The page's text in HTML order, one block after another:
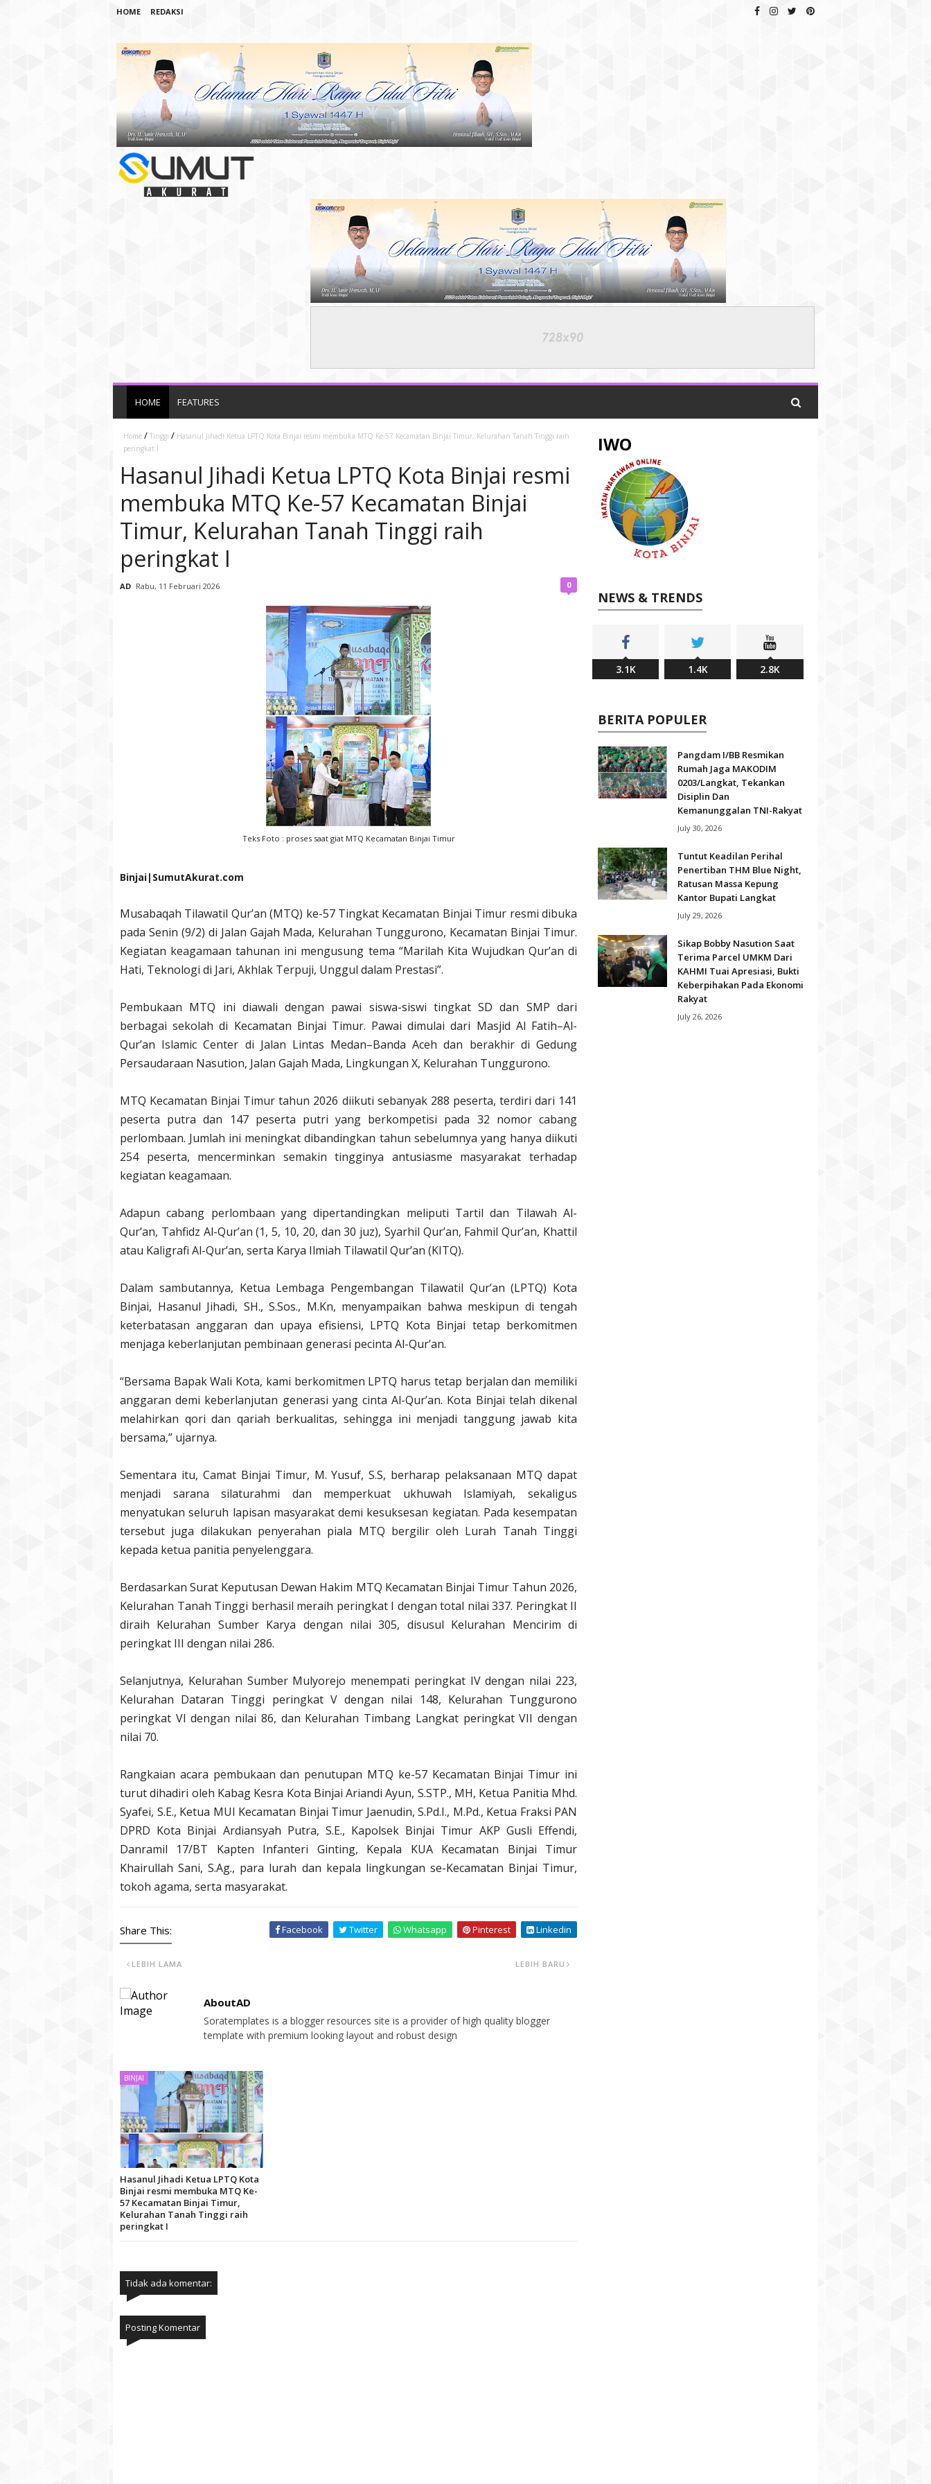
HOME REDAKSI
HOME FEATURES
Home / Tinggi / Hasanul Jihadi Ketua LPTQ Kota Binjai resmi membuka MTQ Ke-57 Kecamatan Binjai Timur, Kelurahan Tanah Tinggi raih
peringkat I
Hasanul Jihadi Ketua LPTQ Kota Binjai resmi
membuka MTQ Ke-57 Kecamatan Binjai
Timur, Kelurahan Tanah Tinggi raih
peringkat I
AD Rabu, 11 Februari 2026 0
Teks Foto : proses saat giat MTQ Kecamatan Binjai Timur
Binjai|SumutAkurat.com
Musabaqah Tilawatil Qur’an (MTQ) ke-57 Tingkat Kecamatan Binjai Timur resmi dibuka
pada Senin (9/2) di Jalan Gajah Mada, Kelurahan Tunggurono, Kecamatan Binjai Timur.
Kegiatan keagamaan tahunan ini mengusung tema “Marilah Kita Wujudkan Qur’an di
Hati, Teknologi di Jari, Akhlak Terpuji, Unggul dalam Prestasi”.
Pembukaan MTQ ini diawali dengan pawai siswa-siswi tingkat SD dan SMP dari
berbagai sekolah di Kecamatan Binjai Timur. Pawai dimulai dari Masjid Al Fatih–Al-
Qur’an Islamic Center di Jalan Lintas Medan–Banda Aceh dan berakhir di Gedung
Persaudaraan Nasution, Jalan Gajah Mada, Lingkungan X, Kelurahan Tunggurono.
MTQ Kecamatan Binjai Timur tahun 2026 diikuti sebanyak 288 peserta, terdiri dari 141
peserta putra dan 147 peserta putri yang berkompetisi pada 32 nomor cabang
perlombaan. Jumlah ini meningkat dibandingkan tahun sebelumnya yang hanya diikuti
254 peserta, mencerminkan semakin tingginya antusiasme masyarakat terhadap
kegiatan keagamaan.
Adapun cabang perlombaan yang dipertandingkan meliputi Tartil dan Tilawah Al-
Qur’an, Tahfidz Al-Qur’an (1, 5, 10, 20, dan 30 juz), Syarhil Qur’an, Fahmil Qur’an, Khattil
atau Kaligrafi Al-Qur’an, serta Karya Ilmiah Tilawatil Qur’an (KITQ).
Dalam sambutannya, Ketua Lembaga Pengembangan Tilawatil Qur’an (LPTQ) Kota
Binjai, Hasanul Jihadi, SH., S.Sos., M.Kn, menyampaikan bahwa meskipun di tengah
keterbatasan anggaran dan upaya efisiensi, LPTQ Kota Binjai tetap berkomitmen
menjaga keberlanjutan pembinaan generasi pecinta Al-Qur’an.
“Bersama Bapak Wali Kota, kami berkomitmen LPTQ harus tetap berjalan dan memiliki
anggaran demi keberlanjutan generasi yang cinta Al-Qur’an. Kota Binjai telah dikenal
melahirkan qori dan qariah berkualitas, sehingga ini menjadi tanggung jawab kita
bersama,” ujarnya.
Sementara itu, Camat Binjai Timur, M. Yusuf, S.S, berharap pelaksanaan MTQ dapat
menjadi sarana silaturahmi dan memperkuat ukhuwah Islamiyah, sekaligus
menyatukan seluruh lapisan masyarakat demi kesuksesan kegiatan. Pada kesempatan
tersebut juga dilakukan penyerahan piala MTQ bergilir oleh Lurah Tanah Tinggi
kepada ketua panitia penyelenggara.
Berdasarkan Surat Keputusan Dewan Hakim MTQ Kecamatan Binjai Timur Tahun 2026,
Kelurahan Tanah Tinggi berhasil meraih peringkat I dengan total nilai 337. Peringkat II
diraih Kelurahan Sumber Karya dengan nilai 305, disusul Kelurahan Mencirim di
peringkat III dengan nilai 286.
Selanjutnya, Kelurahan Sumber Mulyorejo menempati peringkat IV dengan nilai 223,
Kelurahan Dataran Tinggi peringkat V dengan nilai 148, Kelurahan Tunggurono
peringkat VI dengan nilai 86, dan Kelurahan Timbang Langkat peringkat VII dengan
nilai 70.
Rangkaian acara pembukaan dan penutupan MTQ ke-57 Kecamatan Binjai Timur ini
turut dihadiri oleh Kabag Kesra Kota Binjai Ariandi Ayun, S.STP., MH, Ketua Panitia Mhd.
Syafei, S.E., Ketua MUI Kecamatan Binjai Timur Jaenudin, S.Pd.I., M.Pd., Ketua Fraksi PAN
DPRD Kota Binjai Ardiansyah Putra, S.E., Kapolsek Binjai Timur AKP Gusli Effendi,
Danramil 17/BT Kapten Infanteri Ginting, Kepala KUA Kecamatan Binjai Timur
Khairullah Sani, S.Ag., para lurah dan kepala lingkungan se-Kecamatan Binjai Timur,
tokoh agama, serta masyarakat.
Share This: Facebook Twitter Whatsapp Pinterest Linkedin
LEBIH BARU
LEBIH LAMA
AboutAD
Soratemplates is a blogger resources site is a provider of high quality blogger
template with premium looking layout and robust design
BINJAI
Hasanul Jihadi Ketua LPTQ Kota
Binjai resmi membuka MTQ Ke-
57 Kecamatan Binjai Timur,
Kelurahan Tanah Tinggi raih
peringkat I
Tidak ada komentar:
Posting Komentar
IWO
NEWS & TRENDS
3.1K 1.4K 2.8K
BERITA POPULER
Pangdam I/BB Resmikan
Rumah Jaga MAKODIM
0203/Langkat, Tekankan
Disiplin Dan
Kemanunggalan TNI-Rakyat
July 30, 2026
Tuntut Keadilan Perihal
Penertiban THM Blue Night,
Ratusan Massa Kepung
Kantor Bupati Langkat
July 29, 2026
Sikap Bobby Nasution Saat
Terima Parcel UMKM Dari
KAHMI Tuai Apresiasi, Bukti
Keberpihakan Pada Ekonomi
Rakyat
July 26, 2026